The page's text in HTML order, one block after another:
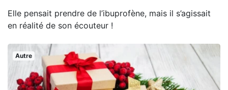
Elle pensait prendre de l’ibuprofène, mais il s’agissait
en réalité de son écouteur !
Autre